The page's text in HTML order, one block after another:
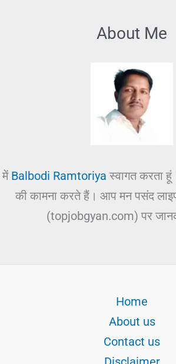
About Me
में Balbodi Ramtoriya स्वागत करता
की कामना करते हैं। आप मन पसंद
(topjobgyan.com) पर
Home
About us
Contact us